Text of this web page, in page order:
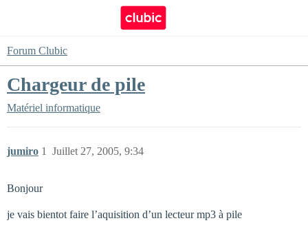
Forum Clubic
Chargeur de pile
Matériel informatique
jumiro Juillet 27, 2005, 9:34
1
Bonjour
je vais bientot faire l’aquisition d’un lecteur mp3 à pile